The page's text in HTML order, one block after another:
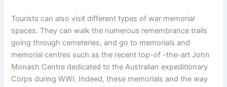
Tourists can also visit different types of war memorial
spaces. They can walk the numerous remembrance trails
going through cemeteries, and go to memorials and
memorial centres such as the recent top-of -the-art John
Monash Centre dedicated to the Australian expeditionary
Corps during WWI. Indeed, these memorials and the way